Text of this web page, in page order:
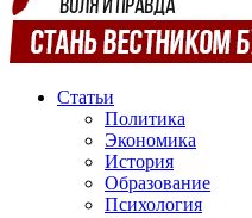
Статьи
Политика
Экономика
История
Образование
Психология